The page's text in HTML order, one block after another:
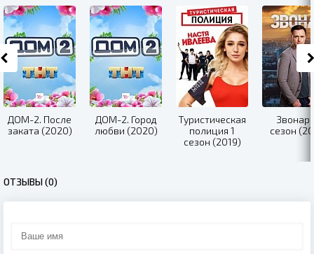
ДОМ-2. После
заката (2020)
ДОМ-2. Город
любви (2020)
Туристическая
полиция 1
сезон (2019)
сезон
ОТЗЫВЫ (0)